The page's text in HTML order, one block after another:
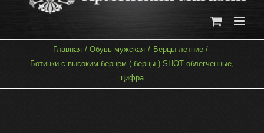
Главная Обувь мужская
Берцы летние
Ботинки с высоким берцем ( берцы ) SHOT облегченные,
цифра